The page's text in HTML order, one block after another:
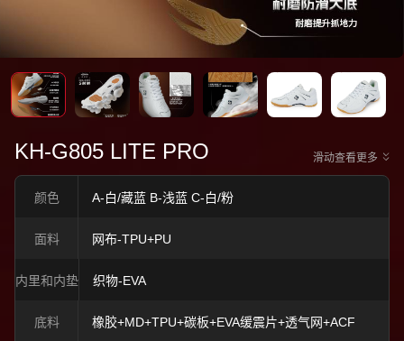
KH-G805 LITE PRO 滑动查看更多
颜色 A-白/藏蓝 B-浅蓝 C-白/粉
面料 网布-TPU+PU
内里和内垫 织物-EVA
底料 橡胶+MD+TPU+碳板+EVA缓震片+透气网+ACF